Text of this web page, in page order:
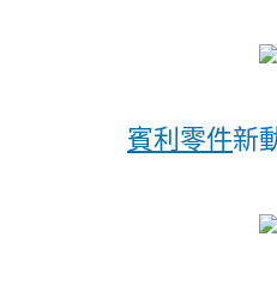
賓利零件新